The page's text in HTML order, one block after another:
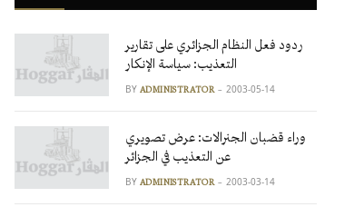
ردود فعل النظام الجزائري على تقارير
التعذيب: سياسة الإنكار
BY ADMINISTRATOR 2003-05-14
وراء قضبان الجنرالات: عرض تصويري
عن التعذيب في الجزائر
BY ADMINISTRATOR 2003-03-14